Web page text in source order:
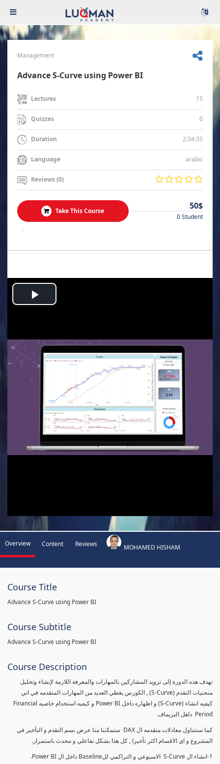
Management
Advance S-Curve using Power BI
Lectures 15
Quizzes 0
Duration 2:34:35
Language arabic
Reviews (0)
Take This Course 50$
0 Student
.
Play
Overview Content Reviews MOHAMED HISHAM
Course Title
Advance S-Curve using Power BI
Course Subtitle
Advance S-Curve using Power BI
Course Description
تهدف هذه الدورة إلى تزويد المشاركين بالمهارات والمعرفة اللازمة لإنشاء وتحليل
منحنيات التقدم (S-Curve) , الكورس يغطي العديد من المهارات المتقدمه في اني
كيفيه انشاء (S-Curve) و اظهاره داخل Power BI و كيفيه استخدام خاصيه Financial
Period داهل البريماف
كما سنتناول معادلات متقدمه ال DAX ستمكننا منا عرض نسم التقدم و التأخير في
المشروع و اي الاقسام اكثر تأخيرا , كل هذا بشكل تفاعلي و محدث باستمرار.
1-انشاء ال S-Curve الاسبوعي و التراكمي للBaseline داخل ال Power BI.